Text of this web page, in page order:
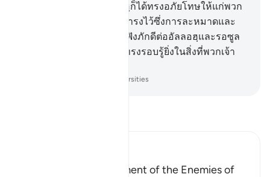
Explaining the Punishment of the Enemies of
มิได้กระทำเช่นนั้น อัลลอฮฺก็ได้ทรงอภัยโทษให้แก่พวก
เจ้าแล้ว ดังนั้นพวกเจ้าจงดำรงไว้ซึ่งการละหมาดและ
บริจาคซะกาต และจงเชื่อฟังภักดีต่ออัลลอฮฺและรอซูล
ของพระองค์ และอัลลอฮฺทรงรอบรู้ยิ่งในสิ่งที่พวกเจ้า
Society of Institutes and Universities